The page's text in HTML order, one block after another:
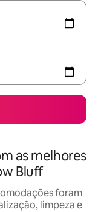
as melhores
Bluff
foram
limpeza e